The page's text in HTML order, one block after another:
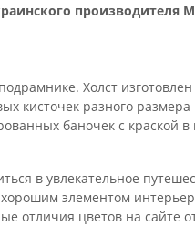
производителя
Холст
кисточек разного размера
баночек с краской в
в увлекательное
элементом
отличия цветов на сайте